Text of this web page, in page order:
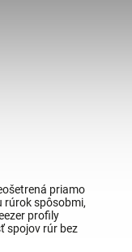
priamo
rúrok spôsobmi,
profily
spojov rúr bez